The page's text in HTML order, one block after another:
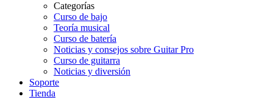
Categorías
Curso de bajo
Teoría musical
Curso de batería
Noticias y consejos sobre Guitar Pro
Curso de guitarra
Noticias y diversión
Soporte
Tienda